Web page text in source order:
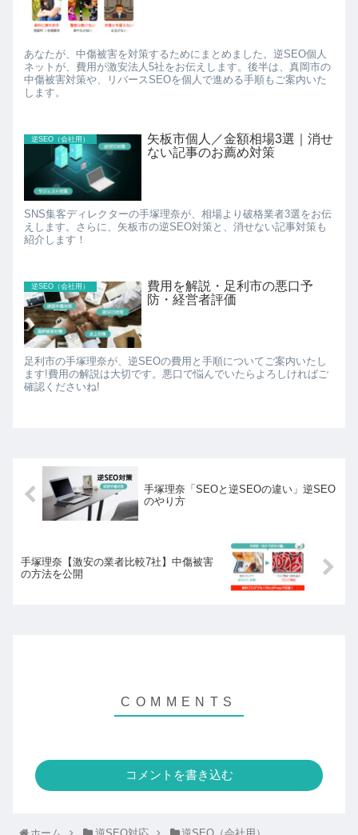
あなたが、中傷被害を対策するためにまとめました。逆SEO個人
ネットが、費用が激安法人5社をお伝えします。後半は、真岡市の
中傷被害対策や、リバースSEOを個人で進める手順もご案内いた
します。
逆SEO（会社用）
矢板市個人／金額相場3選｜消せ
ない記事のお薦め対策
SNS集客ディレクターの手塚理奈が、相場より破格業者3選をお伝
えします。さらに、矢板市の逆SEO対策と、消せない記事対策も
紹介します！
逆SEO（会社用）
費用を解説・足利市の悪口予
防・経営者評価
足利市の手塚理奈が、逆SEOの費用と手順についてご案内いたし
ます!費用の解説は大切です。悪口で悩んでいたらよろしければご
確認くださいね!
手塚理奈「SEOと逆SEOの違い」逆SEO
のやり方
手塚理奈【激安の業者比較7社】中傷被害
の方法を公開
コメントを書き込む